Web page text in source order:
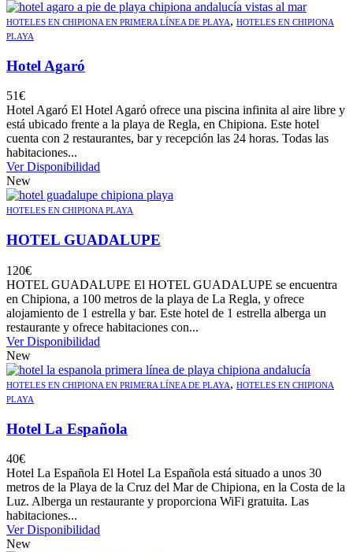
HOTELES EN CHIPIONA EN PRIMERA LÍNEA DE PLAYA, HOTELES EN CHIPIONA
PLAYA
Hotel Agaró
51€
Hotel Agaró El Hotel Agaró ofrece una piscina infinita al aire libre y
está ubicado frente a la playa de Regla, en Chipiona. Este hotel
cuenta con 2 restaurantes, bar y recepción las 24 horas. Todas las
habitaciones...
Ver Disponibilidad
New
HOTELES EN CHIPIONA PLAYA
HOTEL GUADALUPE
120€
HOTEL GUADALUPE El HOTEL GUADALUPE se encuentra
en Chipiona, a 100 metros de la playa de La Regla, y ofrece
alojamiento de 1 estrella y bar. Este hotel de 1 estrella alberga un
restaurante y ofrece habitaciones con...
Ver Disponibilidad
New
HOTELES EN CHIPIONA EN PRIMERA LÍNEA DE PLAYA, HOTELES EN CHIPIONA
PLAYA
Hotel La Española
40€
Hotel La Española El Hotel La Española está situado a unos 30
metros de la Playa de la Cruz del Mar de Chipiona, en la Costa de la
Luz. Alberga un restaurante y proporciona WiFi gratuita. Las
habitaciones...
Ver Disponibilidad
New